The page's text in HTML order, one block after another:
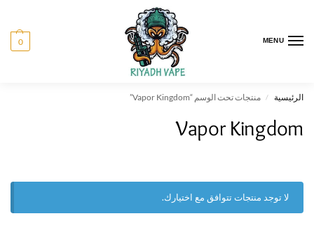
MENU
0
الرئيسية / منتجات تحت الوسم “Vapor Kingdom”
Vapor Kingdom
لا توجد منتجات تتوافق مع اختيارك.